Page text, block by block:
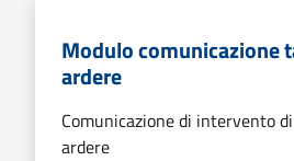
Modulo comunicazione
ardere
Comunicazione di intervento
ardere